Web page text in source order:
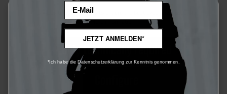
Ensure 15 bonus points
This website uses cookies to ensure the best experience possible.
More information...
Only technically required
JETZT ANMELDEN*
*Ich habe die Datenschutzerklärung zur Kenntnis genommen.